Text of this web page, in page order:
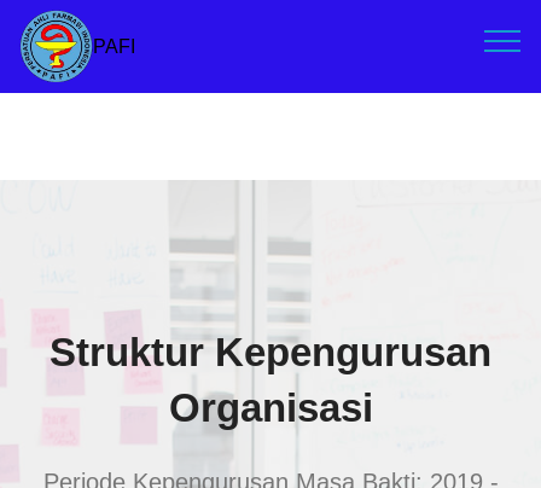
PAFI
Struktur Kepengurusan
Organisasi
Periode Kepengurusan Masa Bakti: 2019 -